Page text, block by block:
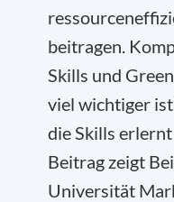
beitragen.
Skills und
viel wichtiger
die Skills
Beitrag zeigt
Universität